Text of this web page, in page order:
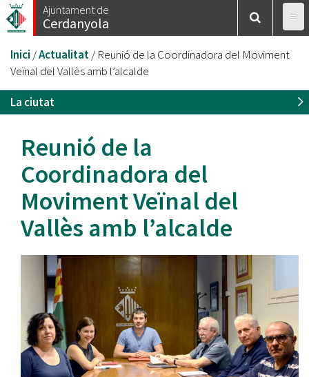
Vés
al
Ajuntament de
Cerdanyola
Esteu
aquí
Inici /Actualitat/ Reunió de la Coordinadora del Moviment
Veïnal del Vallès amb l’alcalde
La ciutat
Reunió de la
Coordinadora del
Moviment Veïnal del
Vallès amb l’alcalde